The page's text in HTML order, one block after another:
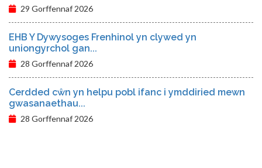
29 Gorffennaf 2026
EHB Y Dywysoges Frenhinol yn clywed yn
uniongyrchol gan...
28 Gorffennaf 2026
Cerdded cŵn yn helpu pobl ifanc i ymddiried mewn
gwasanaethau...
28 Gorffennaf 2026